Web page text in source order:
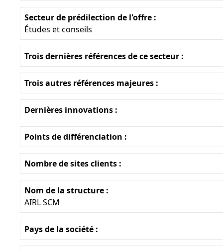
Secteur de prédilection de l'offre :
Études et conseils
Trois dernières références de ce secteur :
Trois autres références majeures :
Dernières innovations :
Points de différenciation :
Nombre de sites clients :
Nom de la structure :
AIRL SCM
Pays de la société :